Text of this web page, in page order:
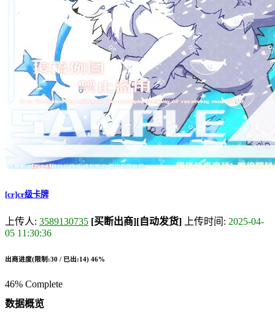
[cr]cr级卡牌
上传人: 3589130735 [买断出商][自动发货] 上传时间: 2025-04-
05 11:30:36
出商进度(限制:30 / 已出:14) 46%
46% Complete
数据概览